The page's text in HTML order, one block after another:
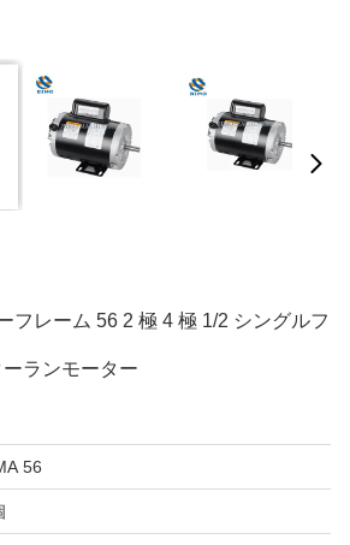
フレーム 56 2 極 4 極 1/2 シングルフ
ランモーター
56